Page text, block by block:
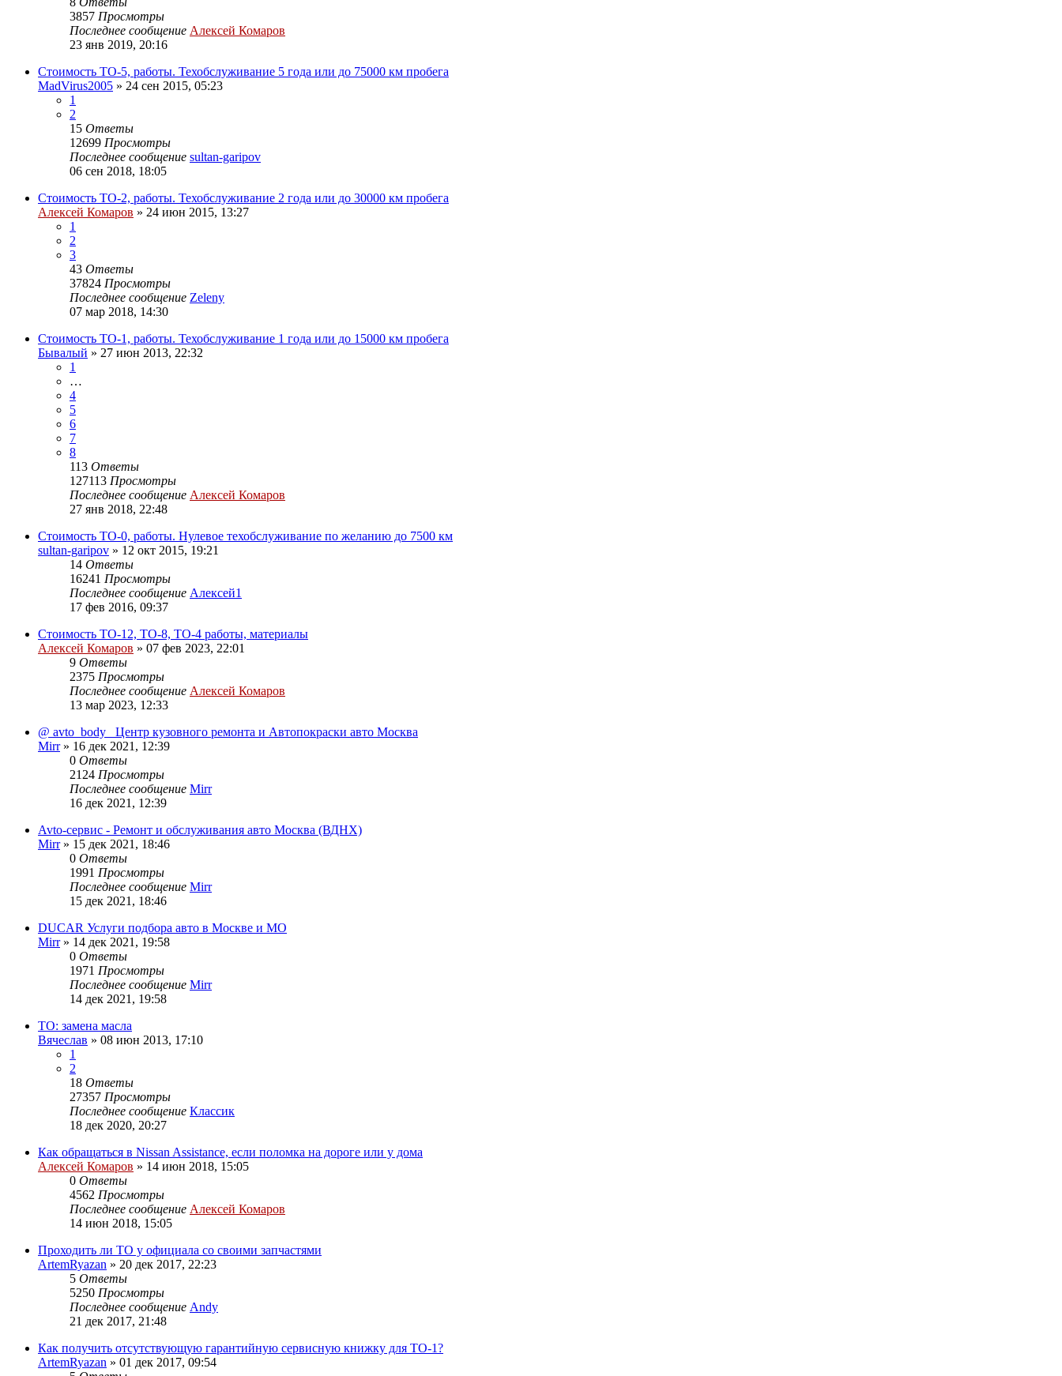
3857 Просмотры
Последнее сообщение Алексей Комаров
23 янв 2019, 20:16
Стоимость ТО-5, работы. Техобслуживание 5 года или до 75000 км пробега
MadVirus2005 » 24 сен 2015, 05:23
1
2
15 Ответы
12699 Просмотры
Последнее сообщение sultan-garipov
06 сен 2018, 18:05
Стоимость ТО-2, работы. Техобслуживание 2 года или до 30000 км пробега
Алексей Комаров » 24 июн 2015, 13:27
1
2
3
43 Ответы
37824 Просмотры
Последнее сообщение Zeleny
07 мар 2018, 14:30
Стоимость ТО-1, работы. Техобслуживание 1 года или до 15000 км пробега
Бывалый » 27 июн 2013, 22:32
1
…
4
5
6
7
8
113 Ответы
127113 Просмотры
Последнее сообщение Алексей Комаров
27 янв 2018, 22:48
Стоимость ТО-0, работы. Нулевое техобслуживание по желанию до 7500 км
sultan-garipov » 12 окт 2015, 19:21
14 Ответы
16241 Просмотры
Последнее сообщение Алексей1
17 фев 2016, 09:37
Стоимость ТО-12, ТО-8, ТО-4 работы, материалы
Алексей Комаров » 07 фев 2023, 22:01
9 Ответы
2375 Просмотры
Последнее сообщение Алексей Комаров
13 мар 2023, 12:33
@ avto_body_ Центр кузовнoгo ремoнта и Автопокpаcки авто Москва
Mirr» 16 дек 2021, 12:39
0 Ответы
2124 Просмотры
Последнее сообщение Mirr
16 дек 2021, 12:39
Avto-сервис - Ремонт и обслуживания авто Москва (ВДНХ)
Mirr» 15 дек 2021, 18:46
0 Ответы
1991 Просмотры
Последнее сообщение Mirr
15 дек 2021, 18:46
DUCAR Услуги подбора авто в Москве и МО
Mirr» 14 дек 2021, 19:58
0 Ответы
1971 Просмотры
Последнее сообщение Mirr
14 дек 2021, 19:58
ТО: замена масла
Вячеслав » 08 июн 2013, 17:10
1
2
18 Ответы
27357 Просмотры
Последнее сообщение Классик
18 дек 2020, 20:27
Как обращаться в Nissan Assistance, если поломка на дороге или у дома
Алексей Комаров » 14 июн 2018, 15:05
0 Ответы
4562 Просмотры
Последнее сообщение Алексей Комаров
14 июн 2018, 15:05
Проходить ли ТО у официала со своими запчастями
ArtemRyazan » 20 дек 2017, 22:23
5 Ответы
5250 Просмотры
Последнее сообщение Andy
21 дек 2017, 21:48
Как получить отсутствующую гарантийную сервисную книжку для ТО-1?
ArtemRyazan » 01 дек 2017, 09:54